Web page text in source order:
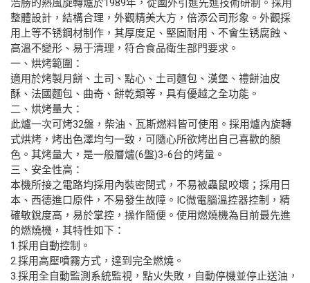
整體設計，結構合理，外觀精美大方，倍添公司形象。外觀採
用上等不锈鋼材制作，其厚度足、堅固耐用、不會生锈腐蝕、
高溫不變形、易于清理，符合食品衛生部門要求。
一、烘烤範圍：
適用於烤製月餅、土司、點心、土司麵包、漢堡、禮餅油皮
酥、法國麵包、曲奇、餅乾類等，具有優越之全功能。
二、烘烤量大：
此爐一次可烤32盤，柴油、瓦斯燃料皆可使用。採用爐內旋轉
式烘烤，烤出色澤均勻一致，可隨心所欲烤出自己喜歡的顏
色。其烤量大，是一般層爐(6盤)3-6台的烤量。
三、安全性高：
本機所接之電路均採用內裝密閉式，不易被蟲鼠咬壞；採用日
本、西德進口原件，不易發生故障。IC微電腦溫控器控制，精
確敏銳度高，易於掌控，操作簡便。使用燃燒機為目前最先進
的燃燒機，其特性如下：
1.採用自動控制。
2.採用高壓噴霧方式，達到完全燃燒。
3.採用全自動監測系統監視，點火失敗，自動停機並停止送油，